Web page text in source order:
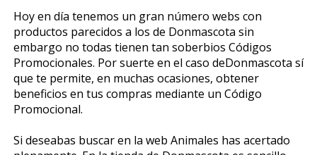
Hoy en día tenemos un gran número webs con
productos parecidos a los de Donmascota sin
embargo no todas tienen tan soberbios Códigos
Promocionales. Por suerte en el caso deDonmascota sí
que te permite, en muchas ocasiones, obtener
beneficios en tus compras mediante un Código
Promocional.
Si deseabas buscar en la web Animales has acertado